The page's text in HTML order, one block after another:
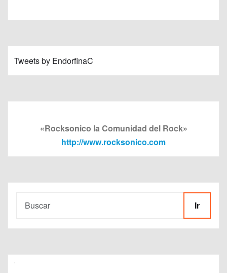
Tweets by EndorfinaC
«Rocksonico la Comunidad del Rock»
http://www.rocksonico.com
Ir